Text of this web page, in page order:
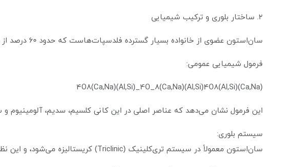
۲. ساختار بلوری و ترکیب شیمیایی
سان‌استون عضوی از خانواده بسیار گسترده فلدسپات‌هاست که حدود ۶۰ درصد از پوسته‌ زمین را تشکیل می‌دهند.
فرمول شیمیایی عمومی:
(Ca,Na)(Al,Si)4O8(Ca,Na)(Al,Si)_4O_8(Ca,Na)(Al,Si)4O8
این فرمول نشان می‌دهد که عناصر اصلی در این کانی کلسیم، سدیم، آلومینیوم
سیستم بلوری:
سان‌استون معمولاً در سیستم تری‌کلینیک (Triclinic) کریستالیزه می‌شود، و این نظم بلوری بر ویژگی‌های نوری و شکلی آن تأثیر دارد.